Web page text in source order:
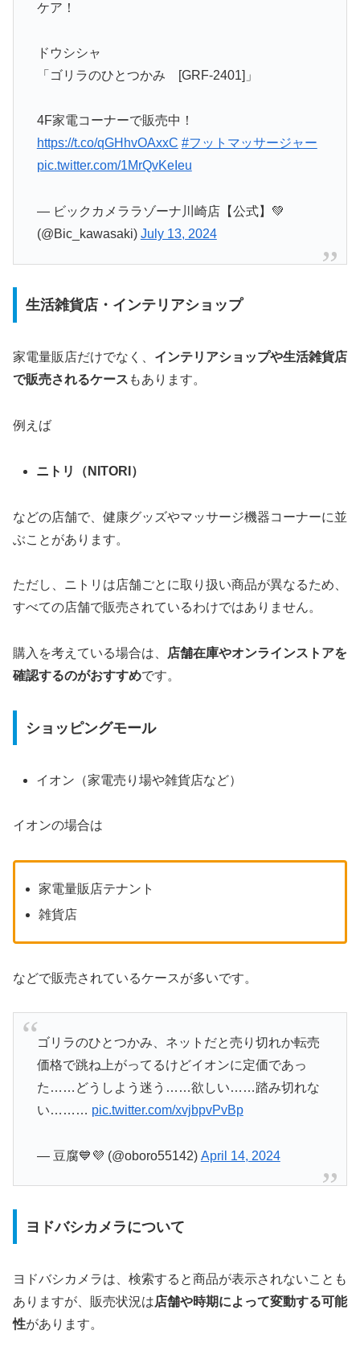
ケア！
ドウシシャ
「ゴリラのひとつかみ [GRF-2401]」
4F家電コーナーで販売中！
https://t.co/qGHhvOAxxC #フットマッサージャー
pic.twitter.com/1MrQvKeIeu
— ビックカメララゾーナ川崎店【公式】💚
(@Bic_kawasaki) July 13, 2024
生活雑貨店・インテリアショップ
家電量販店だけでなく、 インテリアショップや生活雑貨店
で販売されるケース もあります。
例えば
ニトリ（NITORI）
などの店舗で、健康グッズやマッサージ機器コーナーに並
ぶことがあります。
ただし、ニトリは店舗ごとに取り扱い商品が異なるため、
すべての店舗で販売されているわけではありません。
購入を考えている場合は、
店舗在庫やオンラインストアを
確認するのがおすすめです。
ショッピングモール
イオン（家電売り場や雑貨店など）
イオンの場合は
家電量販店テナント
雑貨店
などで販売されているケースが多いです。
ゴリラのひとつかみ、ネットだと売り切れか転売
価格で跳ね上がってるけどイオンに定価であっ
た……どうしよう迷う……欲しい……踏み切れな
い……… pic.twitter.com/xvjbpvPvBp
— 豆腐💙💜 (@oboro55142) April 14, 2024
ヨドバシカメラについて
ヨドバシカメラは、検索すると商品が表示されないことも
ありますが、販売状況は店舗や時期によって変動する可能
性があります。